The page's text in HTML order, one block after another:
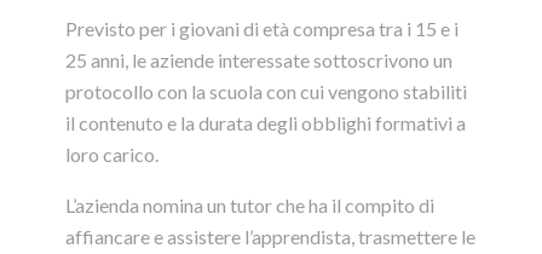
Previsto per i giovani di età compresa tra i 15 e i
25 anni, le aziende interessate sottoscrivono un
protocollo con la scuola con cui vengono stabiliti
il contenuto e la durata degli obblighi formativi a
loro carico.
L’azienda nomina un tutor che ha il compito di
affiancare e assistere l’apprendista, trasmettere le